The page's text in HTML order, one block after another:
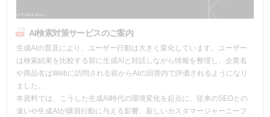
AI検索対策サービスのご案内
生成AIの普及により、ユーザー行動は大きく変化しています。ユーザー
は検索結果を比較する前に生成AIと対話しながら情報を整理し、企業名
や商品名はWebに訪問される前からAIの回答内で評価されるようになり
ました。
本資料では、こうした生成AI時代の環境変化を起点に、従来のSEOとの
違いや生成AIが購買行動に与える影響、新しいカスタマージャーニーフ